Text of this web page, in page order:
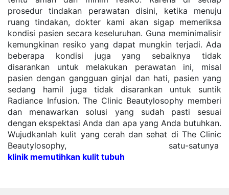
prosedur tindakan perawatan disini, ketika menuju
ruang tindakan, dokter kami akan sigap memeriksa
kondisi pasien secara keseluruhan. Guna meminimalisir
kemungkinan resiko yang dapat mungkin terjadi. Ada
beberapa kondisi juga yang sebaiknya tidak
disarankan untuk melakukan perawatan ini, misal
pasien dengan gangguan ginjal dan hati, pasien yang
sedang hamil juga tidak disarankan untuk suntik
Radiance Infusion. The Clinic Beautylosophy memberi
dan menawarkan solusi yang sudah pasti sesuai
dengan ekspektasi Anda dan apa yang Anda butuhkan.
Wujudkanlah kulit yang cerah dan sehat di The Clinic
Beautylosophy, satu-satunya
klinik memutihkan kulit tubuh